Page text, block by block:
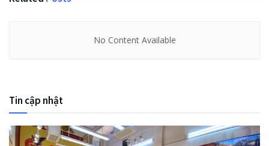
No Content Available
Tin cập nhật